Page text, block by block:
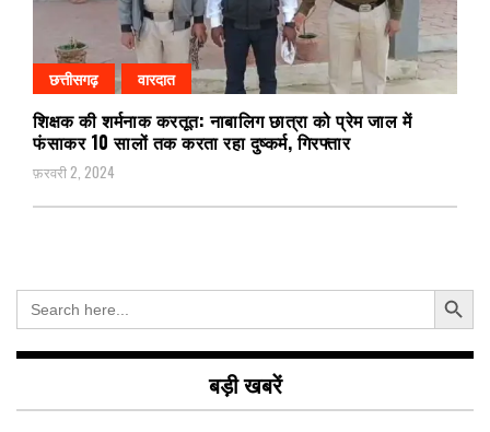
छत्तीसगढ़ वारदात
शिक्षक की शर्मनाक करतूत: नाबालिग छात्रा को प्रेम जाल में
फंसाकर 10 सालों तक करता रहा दुष्कर्म, गिरफ्तार
फ़रवरी 2, 2024
Search
for:
Search Button
बड़ी खबरें